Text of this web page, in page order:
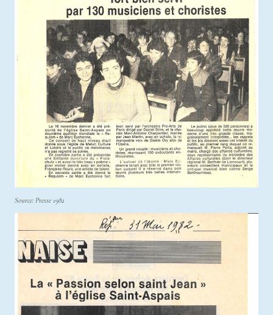
Source: Presse 1982